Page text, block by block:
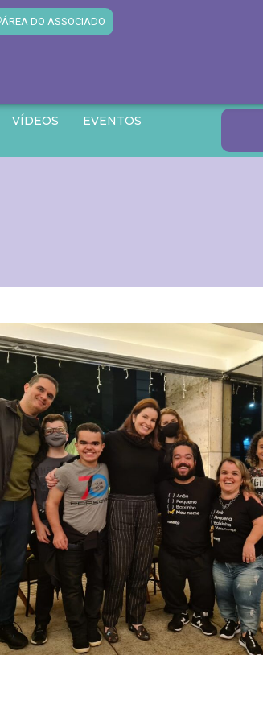
ÁREA DO ASSOCIADO
VÍDEOS
EVENTOS